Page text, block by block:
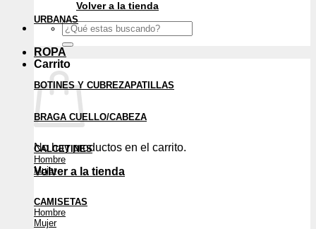
Volver a la tienda
Buscar
por:
Carrito
No hay productos en el carrito.
Volver a la tienda
URBANAS
ROPA
BOTINES Y CUBREZAPATILLAS
BRAGA CUELLO/CABEZA
CALCETINES
Hombre
Mujer
CAMISETAS
Hombre
Mujer